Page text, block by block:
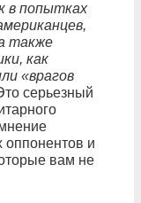
в попытках
также
как
«врагов
серьезный
оппонентов и
вам не